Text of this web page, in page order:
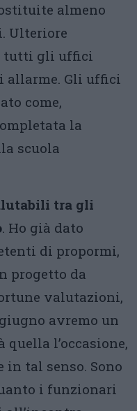
almeno
Ulteriore
tutti gli uffici
allarme. Gli uffici
come,
la
scuola
tra gli
. Ho già dato
di propormi,
progetto da
valutazioni,
avremo un
quella l’occasione,
in tal senso. Sono
i funzionari